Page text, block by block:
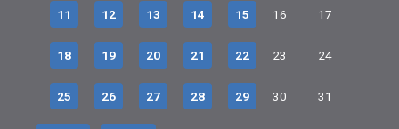
11 12 13 14 15 16 17
18 19 20 21 22 23 24
25 26 27 28 29 30 31